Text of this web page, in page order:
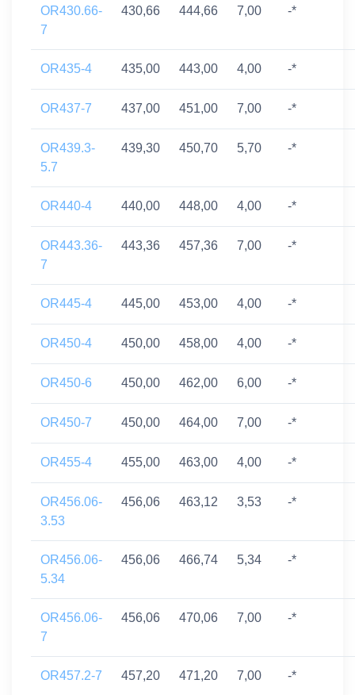
OR430.66-
7
430,66 444,66 7,00 -*
OR435-4 435,00 443,00 4,00 -*
OR437-7 437,00 451,00 7,00 -*
OR439.3-
5.7
439,30 450,70 5,70 -*
OR440-4 440,00 448,00 4,00 -*
OR443.36-
7
443,36 457,36 7,00 -*
OR445-4 445,00 453,00 4,00 -*
OR450-4 450,00 458,00 4,00 -*
OR450-6 450,00 462,00 6,00 -*
OR450-7 450,00 464,00 7,00 -*
OR455-4 455,00 463,00 4,00 -*
OR456.06-
3.53
456,06 463,12 3,53 -*
OR456.06-
5.34
456,06 466,74 5,34 -*
OR456.06-
7
456,06 470,06 7,00 -*
OR457.2-7 457,20 471,20 7,00 -*